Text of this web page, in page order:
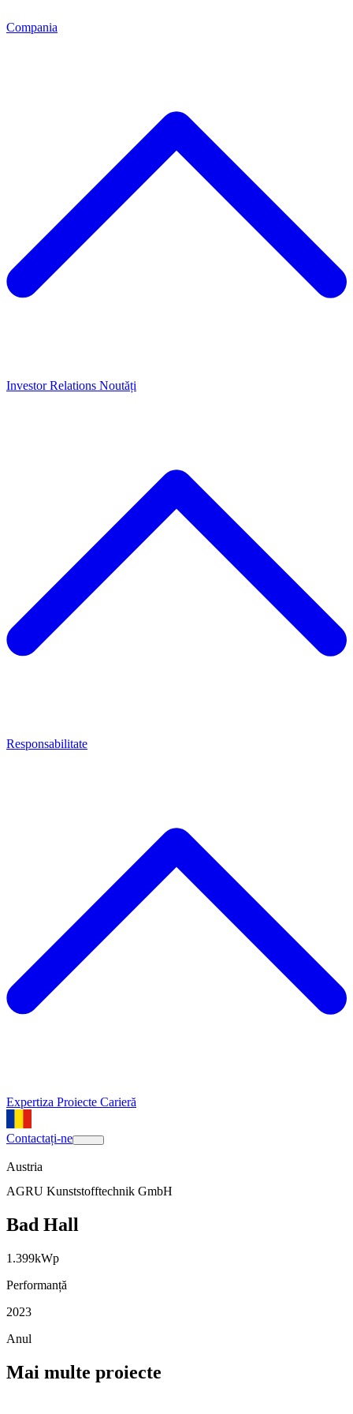
Compania
Investor Relations Noutăți
Responsabilitate
Expertiza Proiecte Carieră
Contactați-ne
Austria
AGRU Kunststofftechnik GmbH
Bad Hall
1.399kWp
Performanță
2023
Anul
Mai multe proiecte